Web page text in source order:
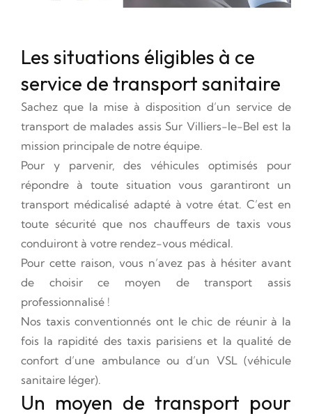
Les situations éligibles à ce
service de transport sanitaire
Sachez que la mise à disposition d’un service de
transport de malades assis Sur Villiers-le-Bel est la
mission principale de notre équipe.
Pour y parvenir, des véhicules optimisés pour
répondre à toute situation vous garantiront un
transport médicalisé adapté à votre état. C’est en
toute sécurité que nos chauffeurs de taxis vous
conduiront à votre rendez-vous médical.
Pour cette raison, vous n’avez pas à hésiter avant
de choisir ce moyen de transport assis
professionnalisé !
Nos taxis conventionnés ont le chic de réunir à la
fois la rapidité des taxis parisiens et la qualité de
confort d’une ambulance ou d’un VSL (véhicule
sanitaire léger).
Un moyen de transport pour